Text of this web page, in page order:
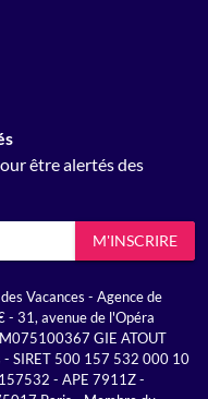
être alertés des
M'INSCRIRE
Vacances - Agence de
- 31, avenue de l'Opéra
GIE ATOUT
- SIRET 500 157 532 000 10
- APE 7911Z -